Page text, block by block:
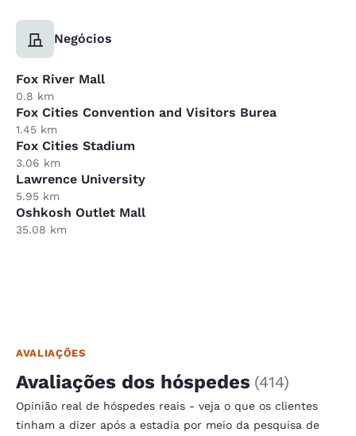
Negócios
Fox River Mall
0.8 km
Fox Cities Convention and Visitors Burea
1.45 km
Fox Cities Stadium
3.06 km
Lawrence University
5.95 km
Oshkosh Outlet Mall
35.08 km
AVALIAÇÕES
Avaliações dos hóspedes (414)
Opinião real de hóspedes reais - veja o que os clientes
tinham a dizer após a estadia por meio da pesquisa de